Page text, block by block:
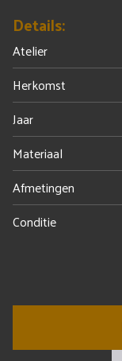
Details:
Atelier
Herkomst
Jaar
Materiaal
Afmetingen
Conditie